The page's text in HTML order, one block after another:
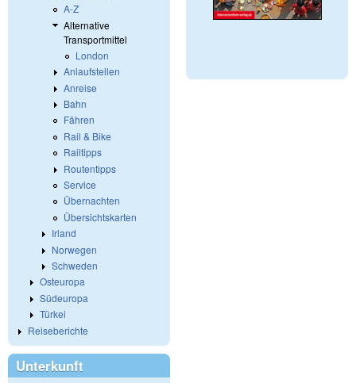
A-Z
Alternative
Transportmittel
London
Anlaufstellen
Anreise
Bahn
Fähren
Rail & Bike
Railtipps
Routentipps
Service
Übernachten
Übersichtskarten
Irland
Norwegen
Schweden
Osteuropa
Südeuropa
Türkei
Reiseberichte
Unterkunft